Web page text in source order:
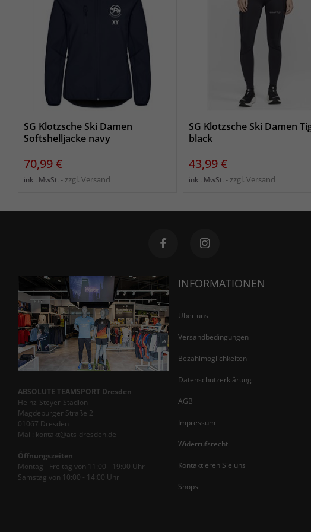
SG Klotzsche Ski Damen
Softshelljacke navy
Preis
70,99 €
inkl. MwSt. zzgl. Versand
SG Klotzsche Ski Damen
black
Preis
43,99 €
inkl. MwSt. zzgl. Versand
ABSOLUTE TEAMSPORT Dresden
Heinz-Steyer-Stadion
Magdeburger Straße 2
01067 Dresden
Mail: kontakt@ats-dresden.de
Öffnungszeiten
Montag - Freitag von 11:00 - 19:00 Uhr
Samstag von 10:00 - 14:00 Uhr
INFORMATIONEN
Über uns
Versandbedingungen
Bezahlmöglichkeiten
Datenschutzerklärung
AGB
Impressum
Widerrufsrecht
Kontaktieren Sie uns
Shops